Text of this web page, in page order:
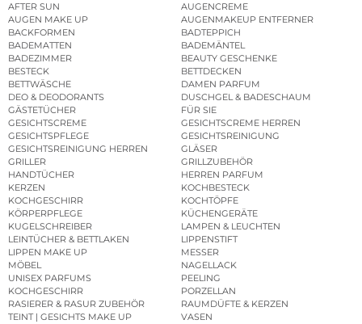
AFTER SUN
AUGENCREME
AUGEN MAKE UP
AUGENMAKEUP ENTFERNER
BACKFORMEN
BADTEPPICH
BADEMATTEN
BADEMÄNTEL
BADEZIMMER
BEAUTY GESCHENKE
BESTECK
BETTDECKEN
BETTWÄSCHE
DAMEN PARFUM
DEO & DEODORANTS
DUSCHGEL & BADESCHAUM
GÄSTETÜCHER
FÜR SIE
GESICHTSCREME
GESICHTSCREME HERREN
GESICHTSPFLEGE
GESICHTSREINIGUNG
GESICHTSREINIGUNG HERREN
GLÄSER
GRILLER
GRILLZUBEHÖR
HANDTÜCHER
HERREN PARFUM
KERZEN
KOCHBESTECK
KOCHGESCHIRR
KOCHTÖPFE
KÖRPERPFLEGE
KÜCHENGERÄTE
KUGELSCHREIBER
LAMPEN & LEUCHTEN
LEINTÜCHER & BETTLAKEN
LIPPENSTIFT
LIPPEN MAKE UP
MESSER
MÖBEL
NAGELLACK
UNISEX PARFUMS
PEELING
KOCHGESCHIRR
PORZELLAN
RASIERER & RASUR ZUBEHÖR
RAUMDÜFTE & KERZEN
TEINT | GESICHTS MAKE UP
VASEN